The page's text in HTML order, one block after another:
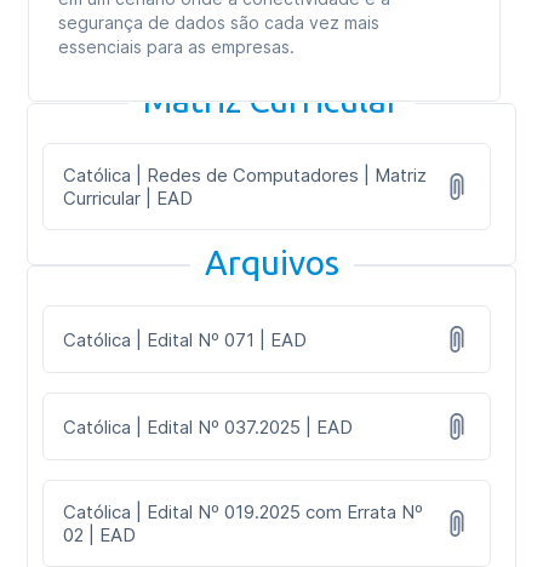
segurança de dados são cada vez mais
essenciais para as empresas.
Matriz Curricular
Católica | Redes de Computadores | Matriz
Curricular | EAD
Arquivos
Católica | Edital Nº 071 | EAD
Católica | Edital Nº 037.2025 | EAD
Católica | Edital Nº 019.2025 com Errata Nº
02 | EAD